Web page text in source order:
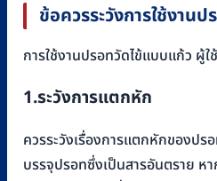
ข้อควรระวังการใช้งาน
การใช้งานปรอทวัดไข้แบบแก้ว ผู้ใ
1.ระวังการแตกหัก
ควรระวังเรื่องการแตกหักของปร
บรรจุปรอทซึ่งเป็นสารอันตราย ห